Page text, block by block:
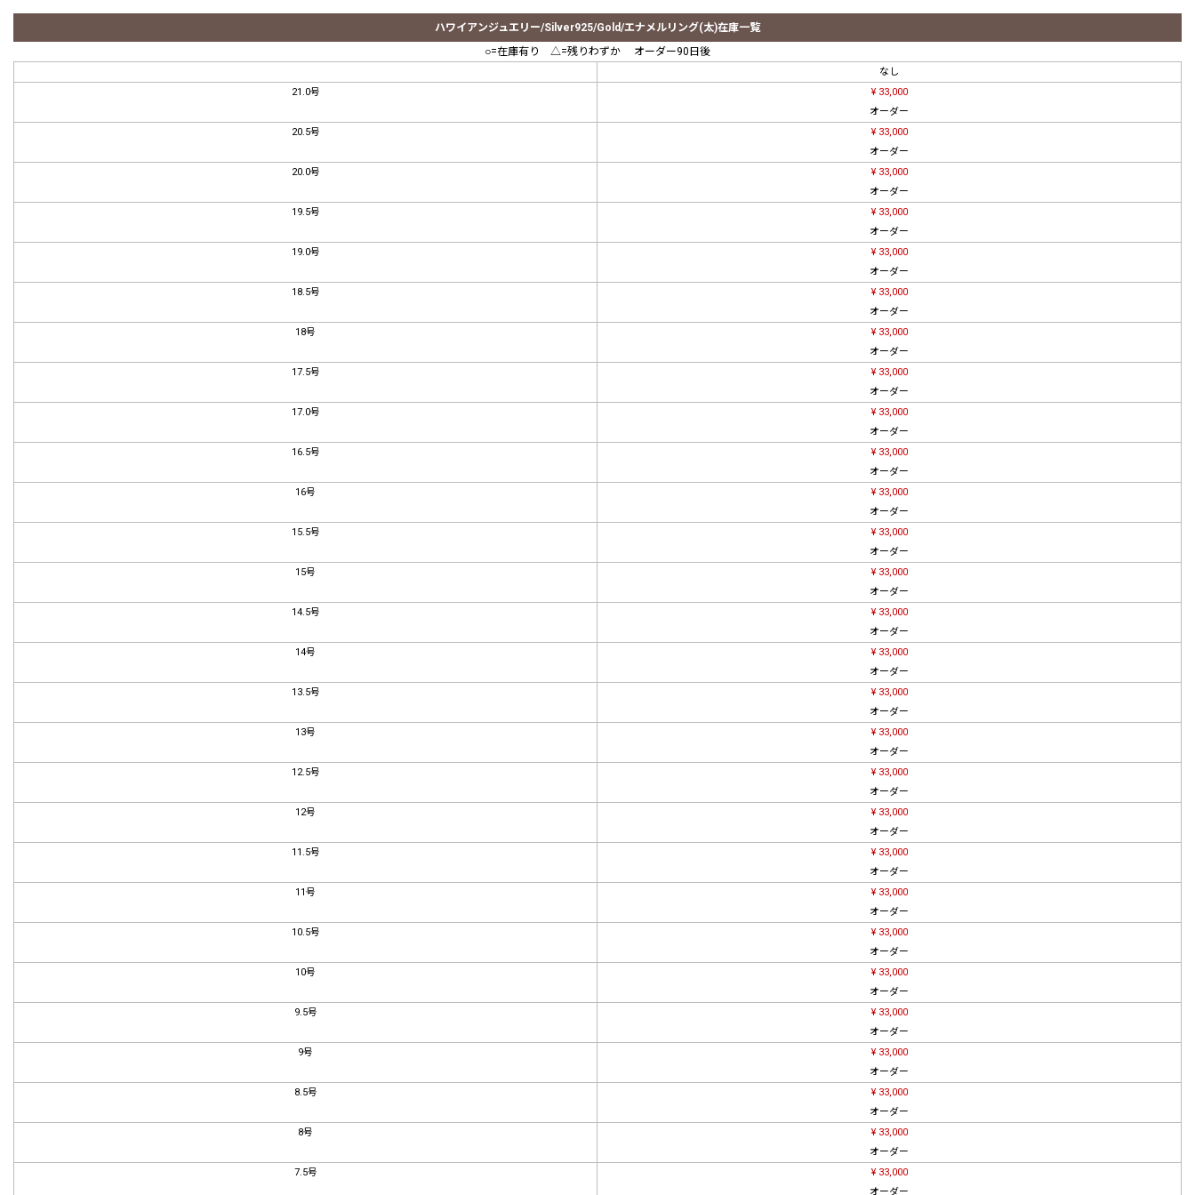
ハワイアンジュエリー/Silver925/Gold/エナメルリング(太)在庫一覧
○=在庫有り △=残りわずか オーダー90日後
なし
21.0号
¥ 33,000
オーダー
20.5号
¥ 33,000
オーダー
20.0号
¥ 33,000
オーダー
19.5号
¥ 33,000
オーダー
19.0号
¥ 33,000
オーダー
18.5号
¥ 33,000
オーダー
18号
¥ 33,000
オーダー
17.5号
¥ 33,000
オーダー
17.0号
¥ 33,000
オーダー
16.5号
¥ 33,000
オーダー
16号
¥ 33,000
オーダー
15.5号
¥ 33,000
オーダー
15号
¥ 33,000
オーダー
14.5号
¥ 33,000
オーダー
14号
¥ 33,000
オーダー
13.5号
¥ 33,000
オーダー
13号
¥ 33,000
オーダー
12.5号
¥ 33,000
オーダー
12号
¥ 33,000
オーダー
11.5号
¥ 33,000
オーダー
11号
¥ 33,000
オーダー
10.5号
¥ 33,000
オーダー
10号
¥ 33,000
オーダー
9.5号
¥ 33,000
オーダー
9号
¥ 33,000
オーダー
8.5号
¥ 33,000
オーダー
8号
¥ 33,000
オーダー
7.5号
¥ 33,000
オーダー